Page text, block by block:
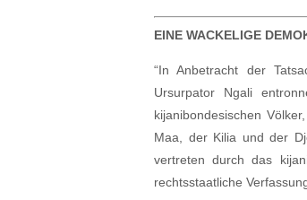
EINE WACKELIGE
“In Anbetracht der
Ursurpator Ngali
kijanibondesischen
Maa, der Kilia und der
vertreten durch das
rechtsstaatliche